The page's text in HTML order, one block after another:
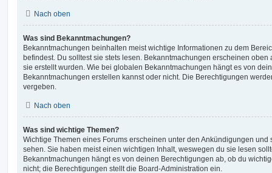
Nach oben
Was sind Bekanntmachungen?
Bekanntmachungen beinhalten meist wichtige Informationen zu dem
befindest. Du solltest sie stets lesen. Bekanntmachungen erscheinen oben
sie erstellt wurden. Wie bei globalen Bekanntmachungen hängt es von
Bekanntmachungen erstellen kannst oder nicht. Die Berechtigungen
vergeben.
Nach oben
Was sind wichtige Themen?
Wichtige Themen eines Forums erscheinen unter den Ankündigungen und
sehen. Sie haben meist einen wichtigen Inhalt, weswegen du sie lesen
Bekanntmachungen hängt es von deinen Berechtigungen ab, ob du
nicht; die Berechtigungen stellt die Board-Administration ein.